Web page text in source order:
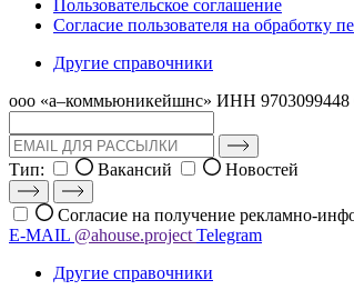
Пользовательское соглашение
Согласие пользователя на обработку
Другие справочники
ооо «а–коммьюникейшнс» ИНН 9703099448
Тип: Вакансий Новостей
Согласие на получение рекламно-
E-MAIL @ahouse.project Telegram
Другие справочники